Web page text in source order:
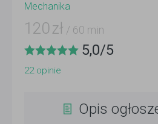
Mechanika
120 zł / 60 min
5,0/5
22opinie
Opis